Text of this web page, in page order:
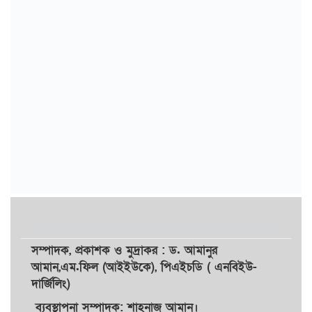
সম্পাদক, প্রকাশকওমুদ্রাকর: ড. আমানুর
আমান,এম.ফিল (আইইউকে), পিএইচডি ( এনবিইউ-
দার্জিলিং)
ব্যবস্থাপনা সম্পাদক: শাহনাজ আমান।